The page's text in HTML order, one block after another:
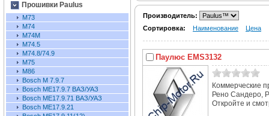
Прошивки Paulus
M73
M74
M74M
M74.5
М74.8/74.9
M75
M86
Bosch М 7.9.7
Bosch ME17.9.7 ВАЗ/УАЗ
Bosch ME17.9.71 ВАЗ/УАЗ
Bosch ME17.9.21
Производитель:
Сортировка:
Наименование Цена
Паулюс EMS3132
Коммерческие
Рено Сандеро,
Откройте и